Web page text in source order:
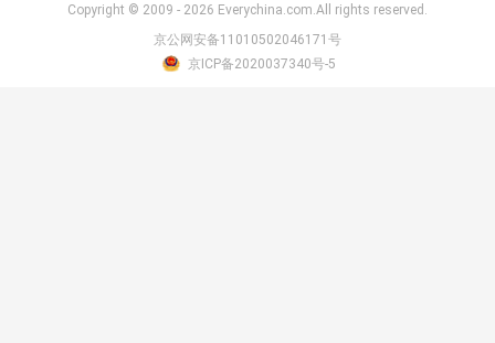
Copyright © 2009 - 2026 Everychina.com.All rights reserved.
京公网安备11010502046171号
京ICP备2020037340号-5